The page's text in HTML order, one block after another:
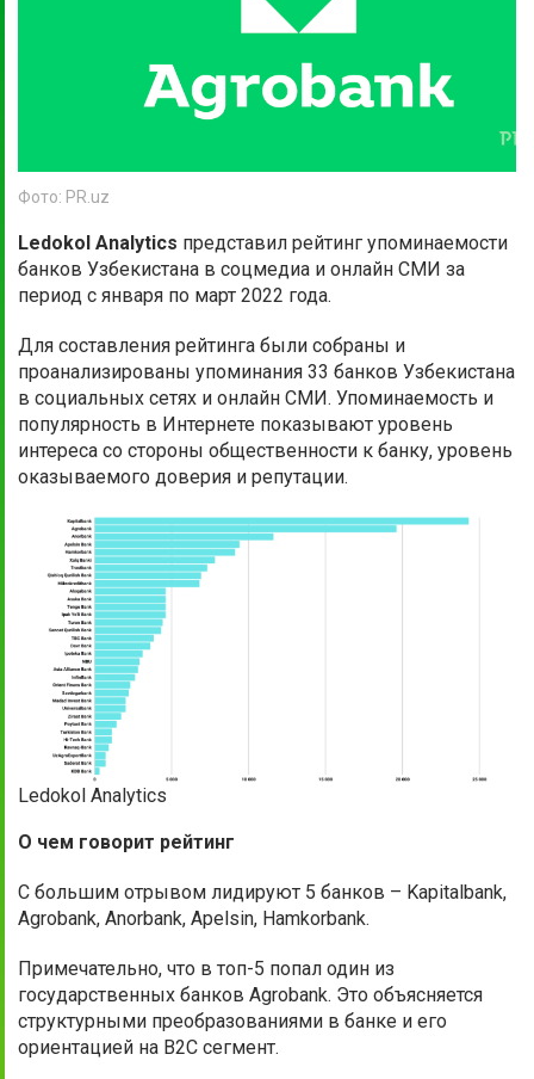
Фото: PR.uz
Ledokol Analytics представил рейтинг упоминаемости
банков Узбекистана в соцмедиа и онлайн СМИ за
период с января по март 2022 года.
Для составления рейтинга были собраны и
проанализированы упоминания 33 банков Узбекистана
в социальных сетях и онлайн СМИ. Упоминаемость и
популярность в Интернете показывают уровень
интереса со стороны общественности к банку, уровень
оказываемого доверия и репутации.
Ledokol Analytics
О чем говорит рейтинг
С большим отрывом лидируют 5 банков – Kapitalbank,
Agrobank, Anorbank, Apelsin, Hamkorbank.
Примечательно, что в топ-5 попал один из
государственных банков Agrobank. Это объясняется
структурными преобразованиями в банке и его
ориентацией на B2C сегмент.